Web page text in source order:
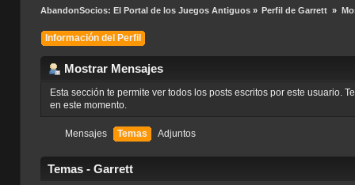
AbandonSocios: El Portal de los Juegos Antiguos» Perfil de Garrett »
Información del Perfil
Mostrar Mensajes
Esta sección te permite ver todos los posts escritos por este usuario.
en este momento.
Mensajes Temas Adjuntos
Temas - Garrett